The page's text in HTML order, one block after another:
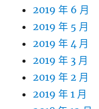
2019 年 6 月
2019 年 5 月
2019 年 4 月
2019 年 3 月
2019 年 2 月
2019 年 1 月